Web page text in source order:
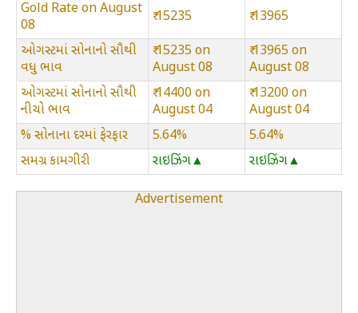
Gold Rate on August
08
₹ 15235 ₹ 13965
ઓગસ્ટમાં સોનાનો સૌથી
વધુ ભાવ
₹ 15235 on
August 08
₹ 13965 on
August 08
ઓગસ્ટમાં સોનાનો સૌથી
નીચો ભાવ
₹ 14400 on
August 04
₹ 13200 on
August 04
% સોનાના દરમાં ફેરફાર
5.64%
5.64%
સમગ્ર કામગીરી
રાઇઝિંગ▲ રાઇઝિંગ▲
Advertisement